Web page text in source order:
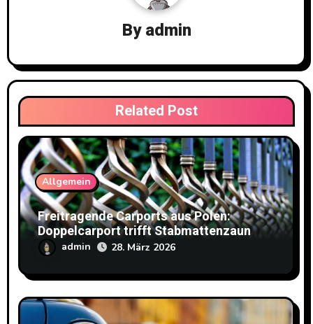
Byadmin
Related Post
Allgemein
Freitragende Carports aus Polen:
Doppelcarport trifft Stabmattenzaun
admin 28. März 2026